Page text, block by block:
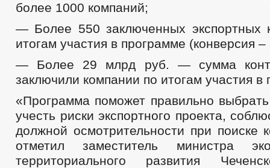
более 1000 компаний;
— Более 550 заключенных экспортных
итогам участия в программе (конверсия
— Более 29 млрд руб. — сумма
заключили компании по итогам участия в
«Программа поможет правильно
учесть риски экспортного проекта,
должной осмотрительности при поиске
отметил заместитель министра
территориального развития